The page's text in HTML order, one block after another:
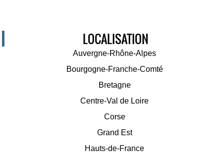
LOCALISATION
Auvergne-Rhône-Alpes
Bourgogne-Franche-Comté
Bretagne
Centre-Val de Loire
Corse
Grand Est
Hauts-de-France